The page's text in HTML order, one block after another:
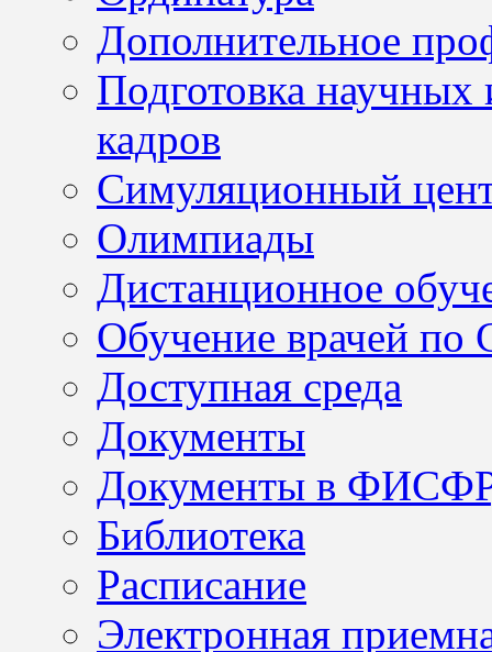
Дополнительное
Подготовка научных
кадров
Симуляционный
Олимпиады
Дистанционное
Обучение врачей по
Доступная среда
Документы
Документы в
Библиотека
Расписание
Электронная